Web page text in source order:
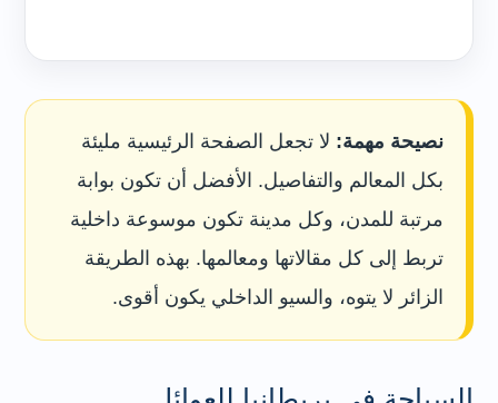
نصيحة مهمة: لا تجعل الصفحة الرئيسية مليئة
بكل المعالم والتفاصيل. الأفضل أن تكون بوابة
مرتبة للمدن، وكل مدينة تكون موسوعة داخلية
تربط إلى كل مقالاتها ومعالمها. بهذه الطريقة
الزائر لا يتوه، والسيو الداخلي يكون أقوى.